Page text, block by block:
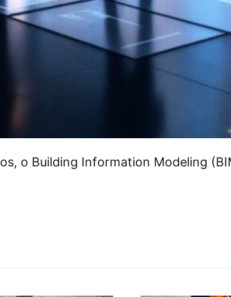
o Building Information Modeling